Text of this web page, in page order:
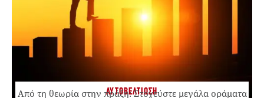
ΑΥΤΟΒΕΛΤΙΩΣΗ
Από τη θεωρία στην πράξη: Στοχεύστε μεγάλα οράματα